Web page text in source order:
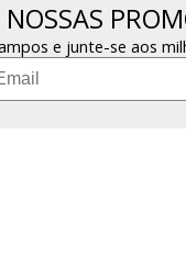
e junte-se aos